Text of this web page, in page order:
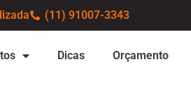
(11) 91007-3343
Dicas Orçamento